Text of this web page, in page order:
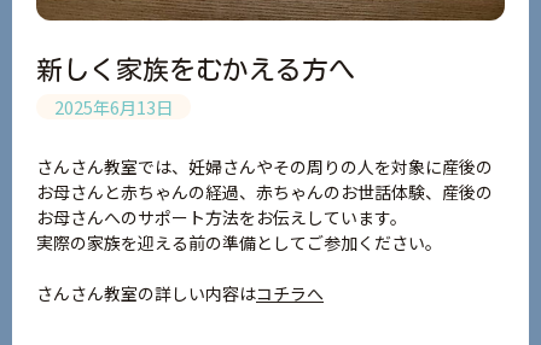
新しく家族をむかえる方へ
2025年6月13日
さんさん教室では、妊婦さんやその周りの人を対象に産後の
お母さんと赤ちゃんの経過、赤ちゃんのお世話体験、産後の
お母さんへのサポート方法をお伝えしています。
実際の家族を迎える前の準備としてご参加ください。
さんさん教室の詳しい内容はコチラへ